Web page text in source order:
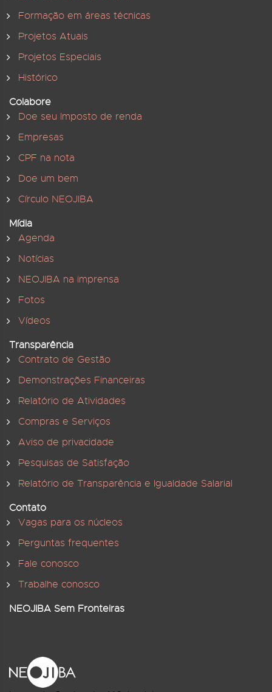
Formação em áreas técnicas
Projetos Atuais
Projetos Especiais
Histórico
Colabore
Doe seu Imposto de renda
Empresas
CPF na nota
Doe um bem
Círculo NEOJIBA
Mídia
Agenda
Notícias
NEOJIBA na imprensa
Fotos
Vídeos
Transparência
Contrato de Gestão
Demonstrações Financeiras
Relatório de Atividades
Compras e Serviços
Aviso de privacidade
Pesquisas de Satisfação
Relatório de Transparência e Igualdade Salarial
Contato
Vagas para os núcleos
Perguntas frequentes
Fale conosco
Trabalhe conosco
NEOJIBA Sem Fronteiras